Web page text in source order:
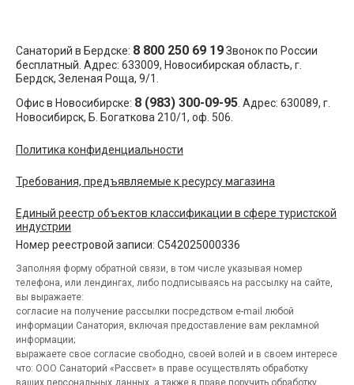
Санаторий в Бердске: 8 800 250 69 19Звонок по России
бесплатный. Адрес: 633009, Новосибирская область, г.
Бердск, Зеленая Роща, 9/1
Офис в Новосибирске: 8 (983) 300-09-95 . Адрес: 630089, г.
Новосибирск, Б. Богаткова 210/1, оф. 506
Политика конфиденциальности
Требования, предъявляемые к ресурсу магазина
Единый реестр объектов классификации в сфере туристской
индустрии
Номер реестровой записи: С542025000336
Заполняя форму обратной связи, в том числе указывая номер
телефона, или лендингах, либо подписываясь на рассылку на сайте,
вы выражаете:
согласие на получение рассылки посредством e-mail любой
информации Санатория, включая предоставление вам рекламной
информации;
выражаете свое согласие свободно, своей волей и в своем интересе
что: ООО Санаторий «Рассвет» в праве осуществлять обработку
ваших персональных данных, а также в праве поручить обработку